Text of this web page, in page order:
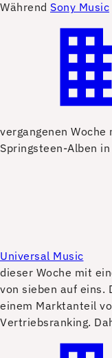
Während Sony Music
vergangenen
Springsteen-Alben
Universal Music
dieser Woche mit
von sieben auf
einem Marktanteil
Vertriebsranking.